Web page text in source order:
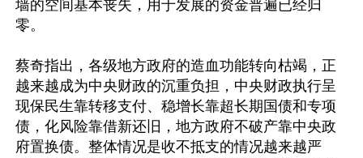
墙的空间基本丧失，用于发展的资金普遍已经归
零。
蔡奇指出，各级地方政府的造血功能转向枯竭，正
越来越成为中央财政的沉重负担，中央财政执行呈
现保民生靠转移支付、稳增长靠超长期国债和专项
债，化风险靠借新还旧，地方政府不破产靠中央政
府置换债。整体情况是收不抵支的情况越来越严